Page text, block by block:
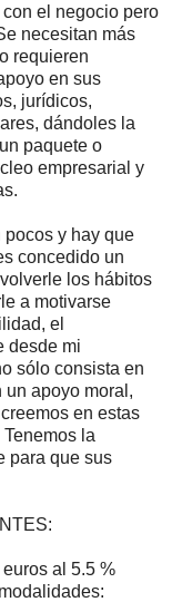
el negocio pero
necesitan más
requieren
en sus
jurídicos,
dándoles la
paquete o
empresarial y
pocos y hay que
concedido un
los hábitos
a motivarse
el
desde mi
sólo consista en
un apoyo moral,
en estas
la
para que sus
al 5.5 %